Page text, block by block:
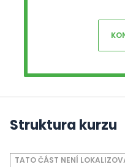
Struktura kurzu
TATO ČÁST NENÍ